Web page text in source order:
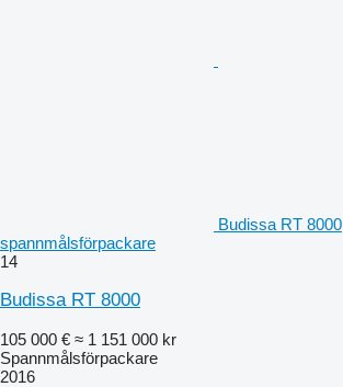
Budissa RT 8000
spannmålsförpackare
14
Budissa RT 8000
105 000 € ≈ 1 151 000 kr
Spannmålsförpackare
2016